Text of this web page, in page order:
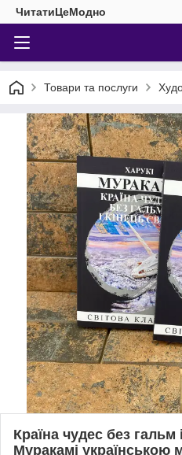
ЧитатиЦеМодно
Товари та послуги
Країна чудес без гальм
Муракамі українською